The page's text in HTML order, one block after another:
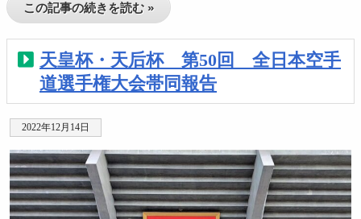
この記事の続きを読む »
天皇杯・天后杯 第50回 全日本空手
道選手権大会帯同報告
2022年12月14日